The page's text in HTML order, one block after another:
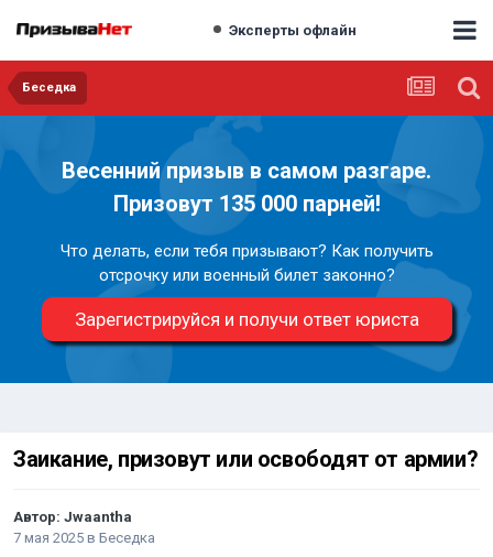
Эксперты офлайн
Беседка
Весенний призыв в самом разгаре.
Призовут 135 000 парней!
Что делать, если тебя призывают? Как получить
отсрочку или военный билет законно?
Зарегистрируйся и получи ответ юриста
Заикание, призовут или освободят от армии?
Автор: Jwaantha
7 мая 2025 в Беседка